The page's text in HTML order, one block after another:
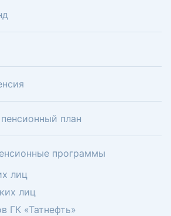
план
программы
лиц
лиц
ГК «Татнефть»